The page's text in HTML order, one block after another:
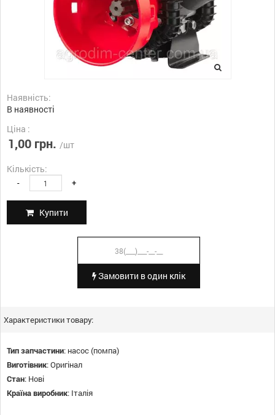
Наявність:
В наявності
Ціна :
1,00 грн. /шт
Кількість:
- +
Купити
Замовити в один клік
Характеристики товару:
Тип запчастини: насос (помпа)
Виготівник:Оригінал
Стан: Нові
Країна виробник: Італія